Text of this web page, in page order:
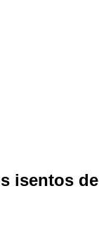
isentos de